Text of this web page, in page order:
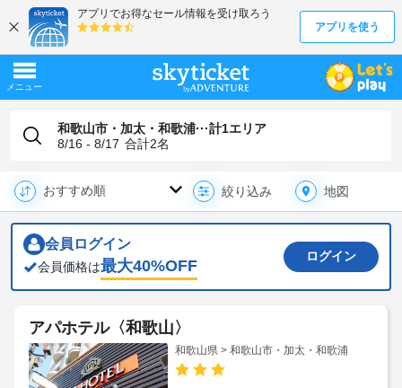
和歌山市・加太・和歌浦···計1エリア
8/16 - 8/17 合計2名
絞り込み 地図
会員ログイン
会員価格は最大40%OFF
ログイン
アパホテル〈和歌山〉
和歌山県 > 和歌山市・加太・和歌浦